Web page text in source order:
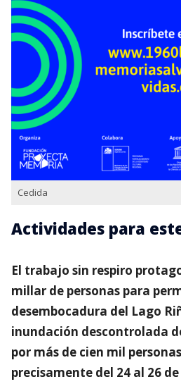
Cedida
Actividades para
El trabajo sin respiro
millar de personas para
desembocadura del Lago
inundación descontrolada
por más de cien mil
precisamente del 24 al 26